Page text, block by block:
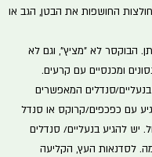
החושפות את הבטן, הגב או
הבוקסר לא "מציץ", וגם לא
ומכנסיים עם קרעים.
סנדלים המאפשרים
עם כפכפים/קרוקס או סנדל
יש להגיע בנעליים/ סנדלים
לסדנאות העץ, הקליעה